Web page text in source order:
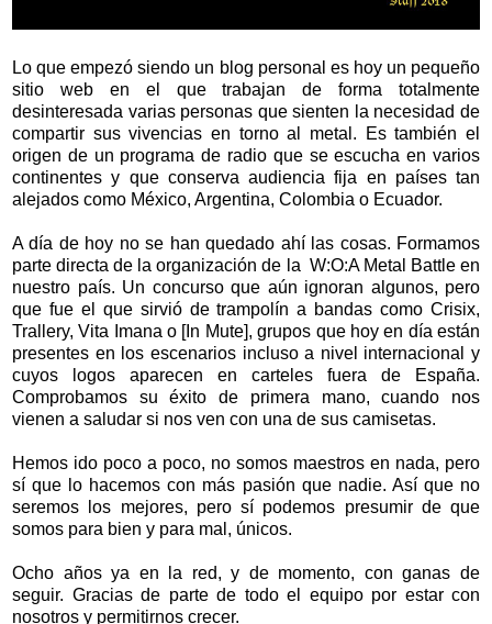
Lo que empezó siendo un blog personal es hoy un pequeño
sitio web en el que trabajan de forma totalmente
desinteresada varias personas que sienten la necesidad de
compartir sus vivencias en torno al metal. Es también el
origen de un programa de radio que se escucha en varios
continentes y que conserva audiencia fija en países tan
alejados como México, Argentina, Colombia o Ecuador.
A día de hoy no se han quedado ahí las cosas. Formamos
parte directa de la organización de la W:O:A Metal Battle en
nuestro país. Un concurso que aún ignoran algunos, pero
que fue el que sirvió de trampolín a bandas como Crisix,
Trallery, Vita Imana o [In Mute], grupos que hoy en día están
presentes en los escenarios incluso a nivel internacional y
cuyos logos aparecen en carteles fuera de España.
Comprobamos su éxito de primera mano, cuando nos
vienen a saludar si nos ven con una de sus camisetas.
Hemos ido poco a poco, no somos maestros en nada, pero
sí que lo hacemos con más pasión que nadie. Así que no
seremos los mejores, pero sí podemos presumir de que
somos para bien y para mal, únicos.
Ocho años ya en la red, y de momento, con ganas de
seguir. Gracias de parte de todo el equipo por estar con
nosotros y permitirnos crecer.